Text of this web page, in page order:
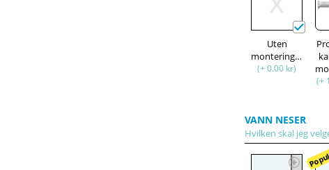
Uten
monteringssett
(+ 0.00 kr)
(+
VANN NESER
Hvilken skal jeg